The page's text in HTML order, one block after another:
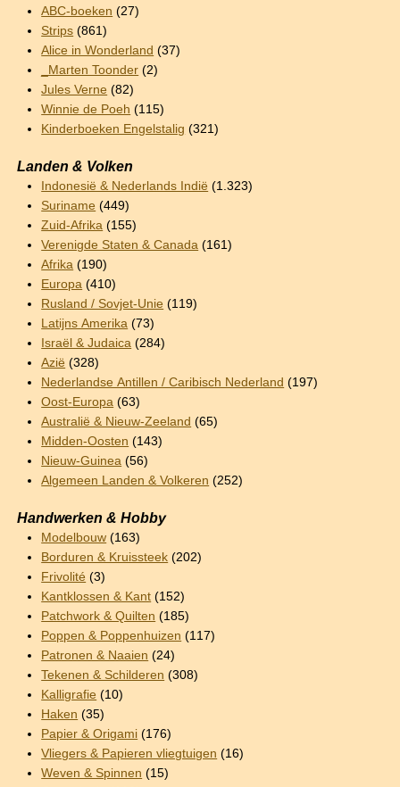
ABC-boeken (27)
Strips (861)
Alice in Wonderland (37)
_Marten Toonder (2)
Jules Verne (82)
Winnie de Poeh (115)
Kinderboeken Engelstalig (321)
Landen & Volken
Indonesië & Nederlands Indië (1.323)
Suriname (449)
Zuid-Afrika (155)
Verenigde Staten & Canada (161)
Afrika (190)
Europa (410)
Rusland / Sovjet-Unie (119)
Latijns Amerika (73)
Israël & Judaica (284)
Azië (328)
Nederlandse Antillen / Caribisch Nederland (197)
Oost-Europa (63)
Australië & Nieuw-Zeeland (65)
Midden-Oosten (143)
Nieuw-Guinea (56)
Algemeen Landen & Volkeren (252)
Handwerken & Hobby
Modelbouw (163)
Borduren & Kruissteek (202)
Frivolité (3)
Kantklossen & Kant (152)
Patchwork & Quilten (185)
Poppen & Poppenhuizen (117)
Patronen & Naaien (24)
Tekenen & Schilderen (308)
Kalligrafie (10)
Haken (35)
Papier & Origami (176)
Vliegers & Papieren vliegtuigen (16)
Weven & Spinnen (15)